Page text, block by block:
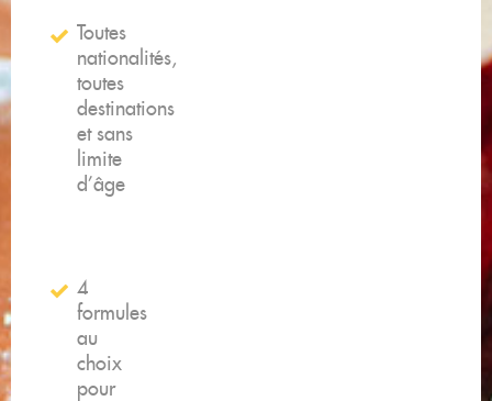
Toutes
nationalités,
toutes
destinations
et sans
limite
d’âge​
4
formules
au
choix
pour